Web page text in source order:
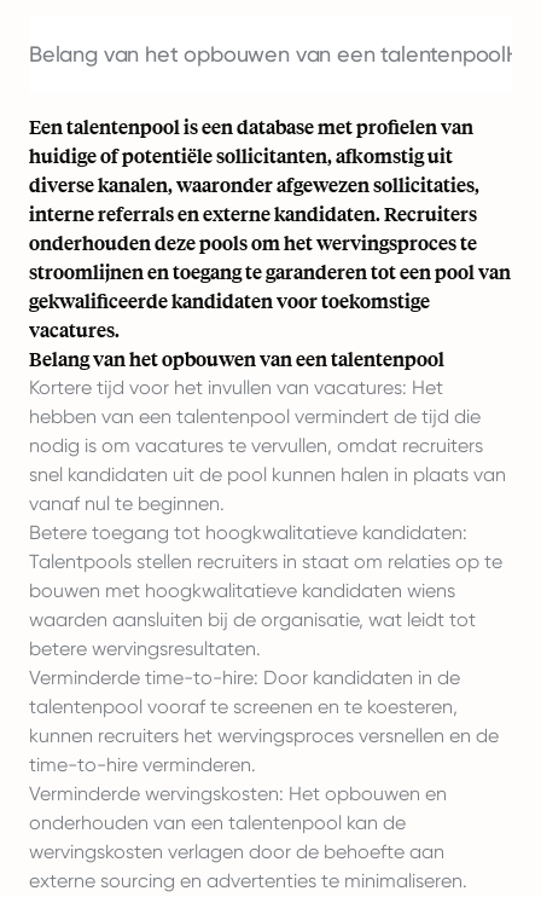
Belang van het opbouwen van een talentenpool
Een talentenpool is een database met profielen van
huidige of potentiële sollicitanten, afkomstig uit
diverse kanalen, waaronder afgewezen sollicitaties,
interne referrals en externe kandidaten. Recruiters
onderhouden deze pools om het wervingsproces te
stroomlijnen en toegang te garanderen tot een pool van
gekwalificeerde kandidaten voor toekomstige
vacatures.
Belang van het opbouwen van een talentenpool
Kortere tijd voor het invullen van vacatures: Het
hebben van een talentenpool vermindert de tijd die
nodig is om vacatures te vervullen, omdat recruiters
snel kandidaten uit de pool kunnen halen in plaats van
vanaf nul te beginnen.
Betere toegang tot hoogkwalitatieve kandidaten:
Talentpools stellen recruiters in staat om relaties op te
bouwen met hoogkwalitatieve kandidaten wiens
waarden aansluiten bij de organisatie, wat leidt tot
betere wervingsresultaten.
Verminderde time-to-hire: Door kandidaten in de
talentenpool vooraf te screenen en te koesteren,
kunnen recruiters het wervingsproces versnellen en de
time-to-hire verminderen.
Verminderde wervingskosten: Het opbouwen en
onderhouden van een talentenpool kan de
wervingskosten verlagen door de behoefte aan
externe sourcing en advertenties te minimaliseren.